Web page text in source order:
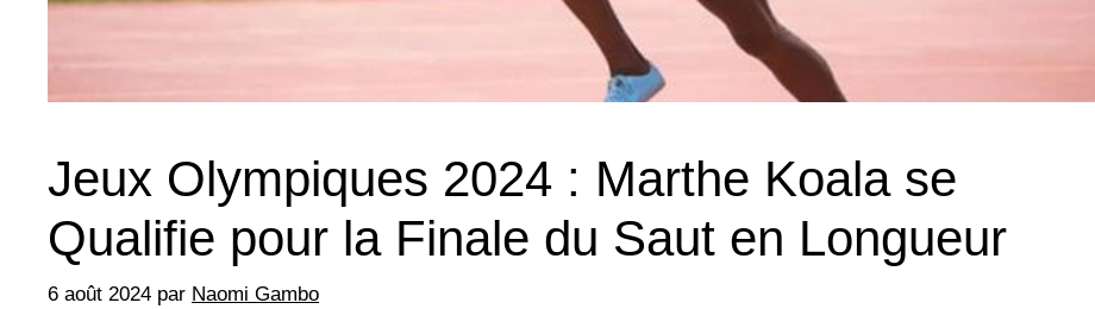
Jeux Olympiques 2024 : Marthe Koala se
Qualifie pour la Finale du Saut en Longueur
6 août 2024 par Naomi Gambo